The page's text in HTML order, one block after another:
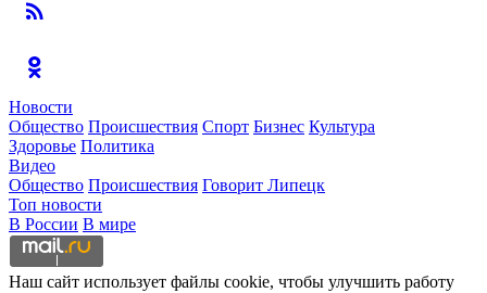
Новости
Общество Происшествия Спорт Бизнес Культура
Здоровье Политика
Видео
Общество Происшествия Говорит Липецк
Топ новости
В России В мире
Наш сайт использует файлы cookie, чтобы улучшить работу